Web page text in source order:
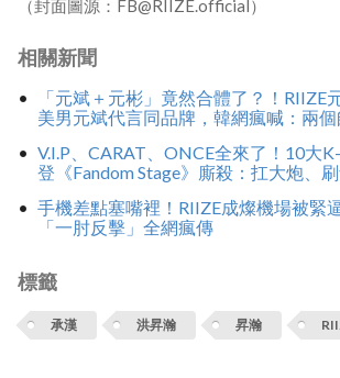
（封面圖源：FB@RIIZE.official）
相關新聞
「元斌＋元彬」竟然合體了？！RIIZE
美男元斌代言同品牌，韓網瘋喊：兩個
V.I.P、CARAT、ONCE全來了！10大
登《Fandom Stage》廝殺：扛大炮、
手機差點塞嘴裡！RIIZE成燦機場被緊
「一肘反擊」全網瘋傳
標籤
承漢 洪昇瀚 昇瀚